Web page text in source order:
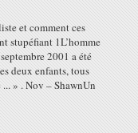
et comment ces
stupéfiant 1L’homme
2001 a été
deux enfants, tous
» . Nov – ShawnUn